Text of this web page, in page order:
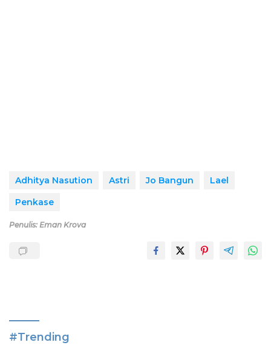
Adhitya Nasution Astri Jo Bangun
Lael
Penkase
Penulis: Eman Krova
#Trending